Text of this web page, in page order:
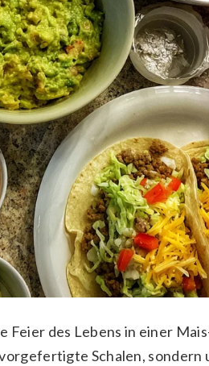
Feier des Lebens in einer
Schalen, sondern